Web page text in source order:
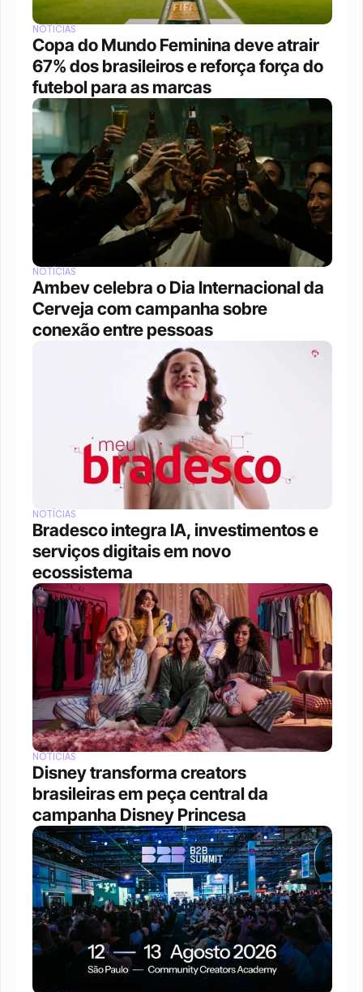
NOTÍCIAS
Copa do Mundo Feminina deve atrair
67% dos brasileiros e reforça força do
futebol para as marcas
NOTÍCIAS
Ambev celebra o Dia Internacional da
Cerveja com campanha sobre
conexão entre pessoas
NOTÍCIAS
Bradesco integra IA, investimentos e
serviços digitais em novo
ecossistema
NOTÍCIAS
Disney transforma creators
brasileiras em peça central da
campanha Disney Princesa